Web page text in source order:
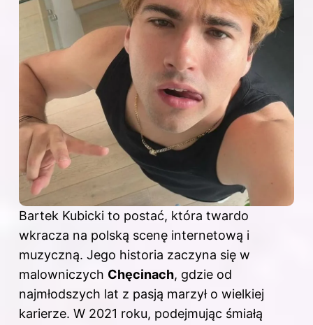
Bartek Kubicki to postać, która twardo
wkracza na polską scenę internetową i
muzyczną. Jego historia zaczyna się w
malowniczych Chęcinach, gdzie od
najmłodszych lat z pasją marzył o wielkiej
karierze. W 2021 roku, podejmując śmiałą